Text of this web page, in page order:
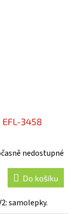
3458
nedostupné
Do košíku
samolepky.